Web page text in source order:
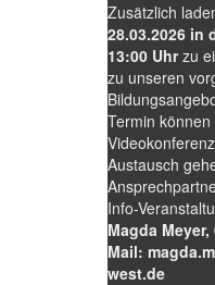
Zusätzlich
28.03.2026 in
13:00 Uhrzu
zu unseren
Termin
Austausch
Info-
Magda Meyer,
Mail:
west.de